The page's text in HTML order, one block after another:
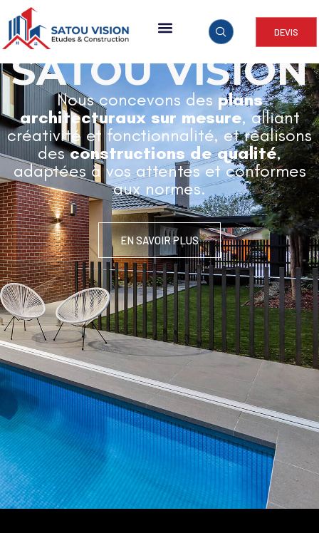
DEVIS
ARCHITECTURE & CONSTRUCTION
SATOU VISION
Nous concevons desplans
architecturaux sur mesure, alliant
créativité et fonctionnalité, et réalisons
desconstructions de qualité,
adaptées à vos attentes et conformes
aux normes.
EN SAVOIR PLUS